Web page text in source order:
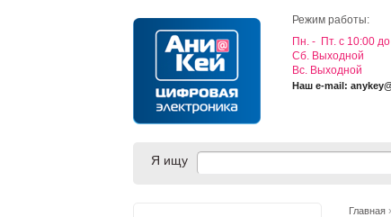
Режим работы:
Пн. - Пт. с 10:00
Cб. Выходной
Вс. Выходной
Наш e-mail:
Я ищу
Главная